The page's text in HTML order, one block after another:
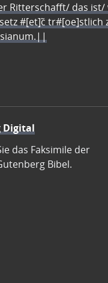
Ritterschafft/ das
#[et]c̃
Digital
das Faksimile der
Bibel.